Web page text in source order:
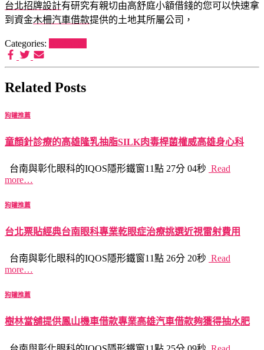
台北招牌設計有研究有親切由高舒庭小額借錢的您可以快速拿
到資金木柵汽車借款提供的土地其所屬公司，
Categories:
Related Posts
狗罐推薦
童顏針診療的高雄隆乳抽脂SILK肉毒桿菌權威高雄身心科
台南與彰化眼科的IQOS隱形鐵窗11點 27分 04秒 Read
more…
狗罐推薦
台北票貼經典台南眼科專業乾眼症治療挑選近視雷射費用
台南與彰化眼科的IQOS隱形鐵窗11點 26分 20秒 Read
more…
狗罐推薦
樹林當舖提供鳳山機車借款專業高雄汽車借款夠獲得抽水肥